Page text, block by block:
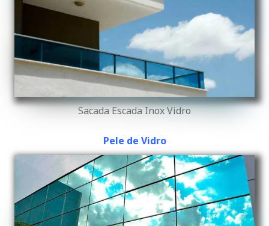
Sacada Escada Inox Vidro
Pele de Vidro